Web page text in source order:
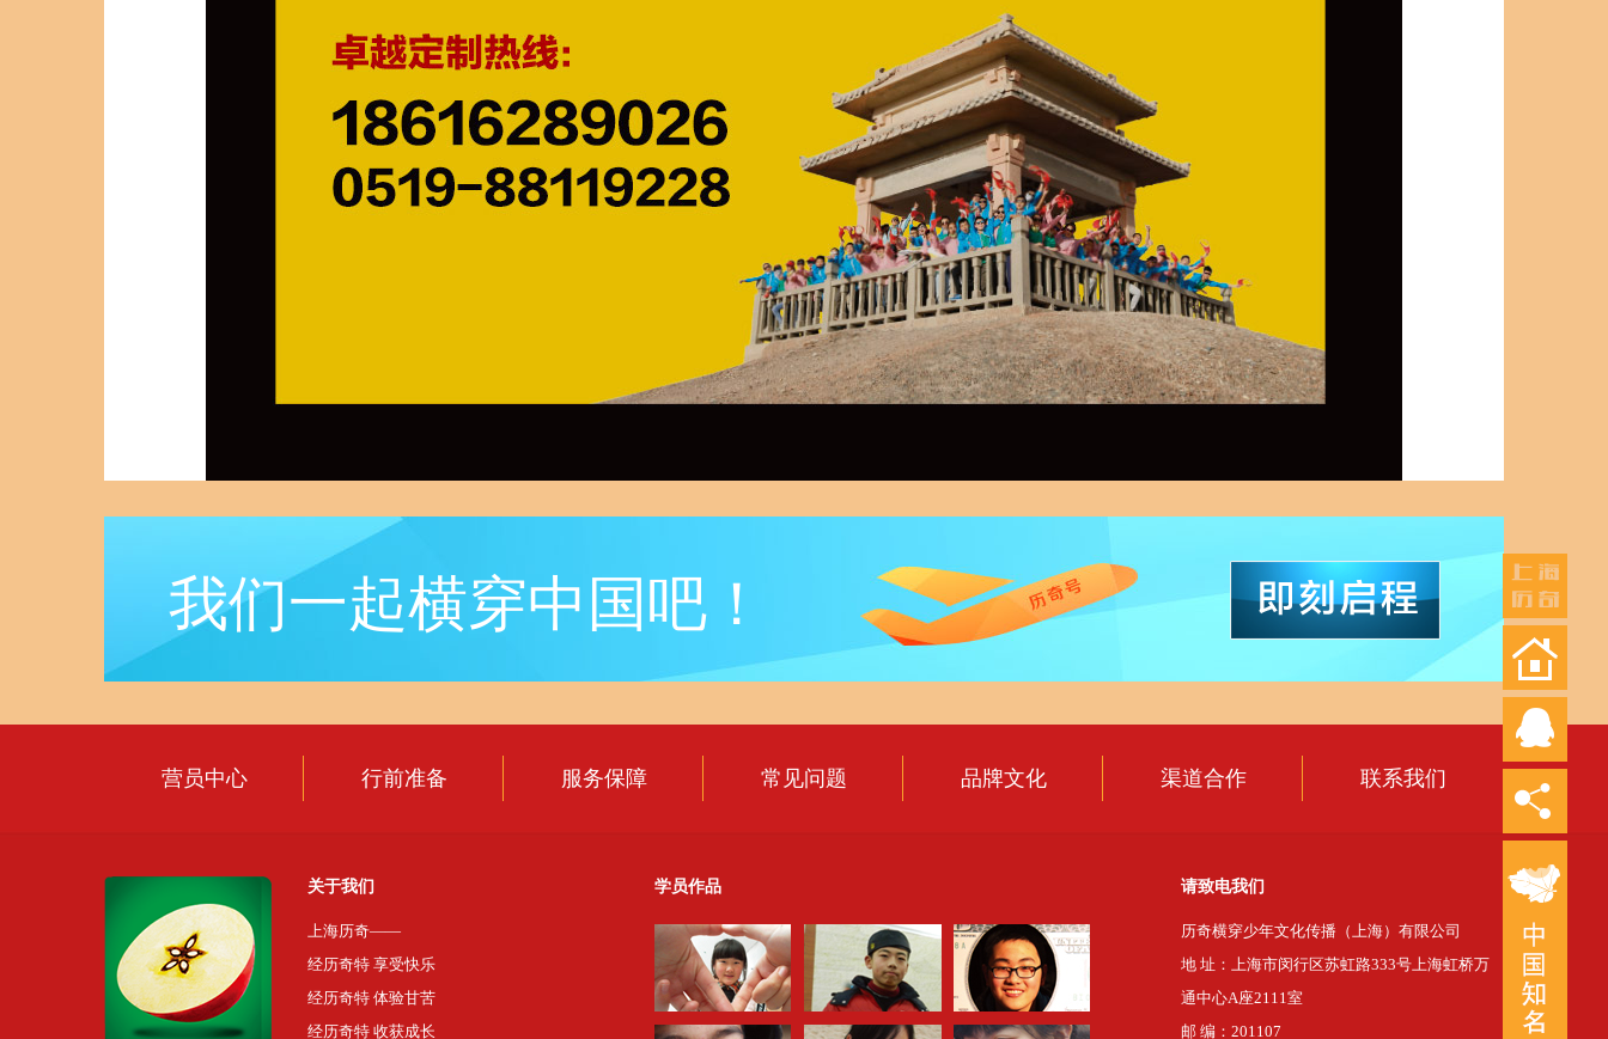
我们一起横穿中国吧！
营员中心 行前准备 服务保障 常见问题 品牌文化 渠道合作 联系我们
关于我们
上海历奇——
经历奇特 享受快乐
经历奇特 体验甘苦
经历奇特 收获成长
学员作品 请致电我们
历奇横穿少年文化传播（上海）有限公司
地 址：上海市闵行区苏虹路333号上海虹桥万
通中心A座2111室
邮 编：201107
返回首页